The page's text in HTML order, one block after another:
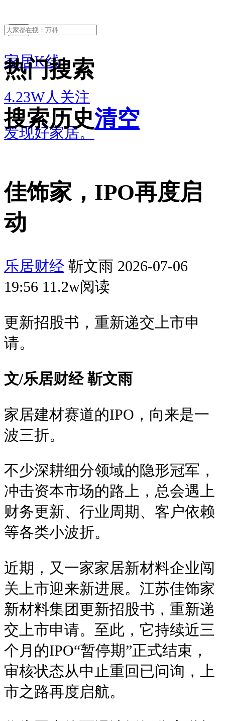
热门搜索
搜索历史清空
关注
家居K线
4.23W人关注
发现好家居。
佳饰家，IPO再度启
动
乐居财经 靳文雨 2026-07-06
19:56 11.2w阅读
更新招股书，重新递交上市申
请。
文/乐居财经 靳文雨
家居建材赛道的IPO，向来是一
波三折。
不少深耕细分领域的隐形冠军，
冲击资本市场的路上，总会遇上
财务更新、行业周期、客户依赖
等各类小波折。
近期，又一家家居新材料企业闯
关上市迎来新进展。江苏佳饰家
新材料集团更新招股书，重新递
交上市申请。至此，它持续近三
个月的IPO“暂停期”正式结束，
审核状态从中止重回已问询，上
市之路再度启航。